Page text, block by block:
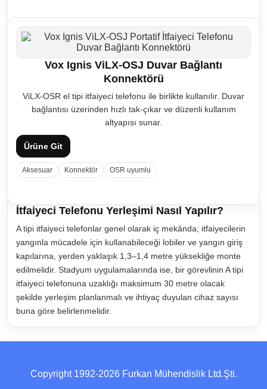
Vox Ignis ViLX-OSJ Duvar Bağlantı
Konnektörü
ViLX-OSR el tipi itfaiyeci telefonu ile birlikte kullanılır. Duvar
bağlantısı üzerinden hızlı tak-çıkar ve düzenli kullanım
altyapısı sunar.
Ürüne Git
Aksesuar Konnektör OSR uyumlu
İtfaiyeci Telefonu Yerleşimi Nasıl Yapılır?
A tipi itfaiyeci telefonlar genel olarak iç mekânda; itfaiyecilerin
yangınla mücadele için kullanabileceği lobiler ve yangın giriş
kapılarına, yerden yaklaşık 1,3–1,4 metre yüksekliğe monte
edilmelidir. Stadyum uygulamalarında ise, bir görevlinin A tipi
itfaiyeci telefonuna uzaklığı maksimum 30 metre olacak
şekilde yerleşim planlanmalı ve ihtiyaç duyulan cihaz sayısı
buna göre belirlenmelidir.
Copyright 1992-2026 Furkan Mühendislik Ltd.Şti.